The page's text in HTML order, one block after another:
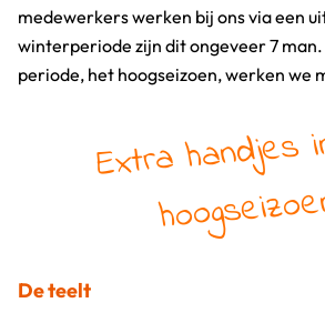
medewerkers werken bij ons via een
winterperiode zijn dit ongeveer 7 man.
periode, het hoogseizoen, werken we
Extra handjes
De teelt